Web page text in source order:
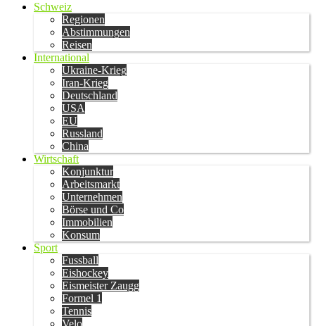
Schweiz
Regionen
Abstimmungen
Reisen
International
Ukraine-Krieg
Iran-Krieg
Deutschland
USA
EU
Russland
China
Wirtschaft
Konjunktur
Arbeitsmarkt
Unternehmen
Börse und Co
Immobilien
Konsum
Sport
Fussball
Eishockey
Eismeister Zaugg
Formel 1
Tennis
Velo